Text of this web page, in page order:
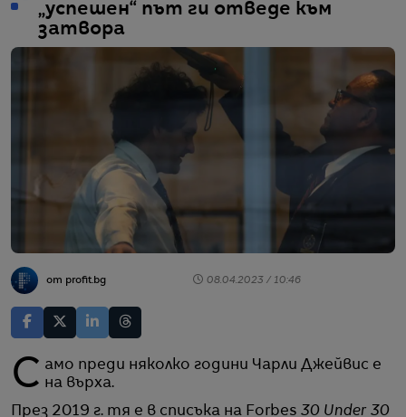
„успешен“ път ги отведе към
затвора
от profit.bg 08.04.2023 / 10:46
Само преди няколко години Чарли Джейвис е на върха.
През 2019 г. тя е в списъка на Forbes 30 Under 30